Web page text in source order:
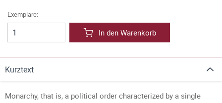
Exemplare:
In den Warenkorb
Kurztext
Monarchy, that is, a political order characterized by a single